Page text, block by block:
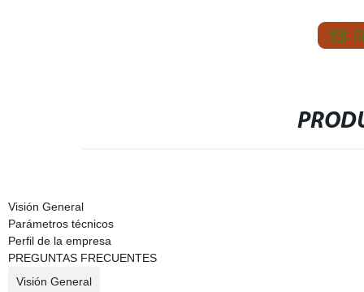
Visión General
Parámetros técnicos
Perfil de la empresa
PREGUNTAS FRECUENTES
Visión General